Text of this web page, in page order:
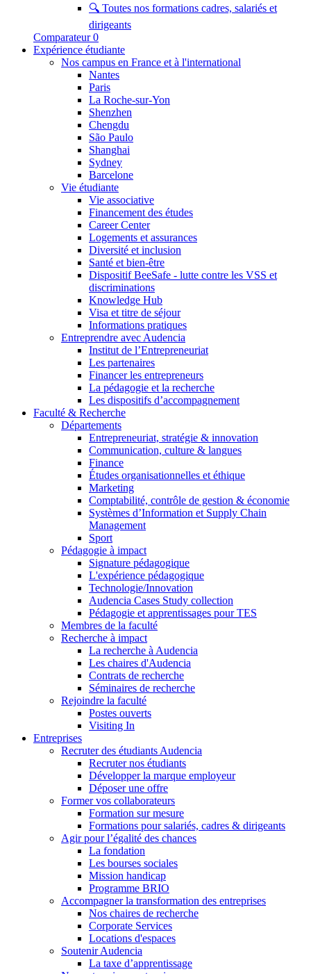
🔍 Toutes nos formations cadres, salariés et
dirigeants
Comparateur 0
Expérience étudiante
Nos campus en France et à l'international
Nantes
Paris
La Roche-sur-Yon
Shenzhen
Chengdu
São Paulo
Shanghai
Sydney
Barcelone
Vie étudiante
Vie associative
Financement des études
Career Center
Logements et assurances
Diversité et inclusion
Santé et bien-être
Dispositif BeeSafe - lutte contre les VSS et
discriminations
Knowledge Hub
Visa et titre de séjour
Informations pratiques
Entreprendre avec Audencia
Institut de l’Entrepreneuriat
Les partenaires
Financer les entrepreneurs
La pédagogie et la recherche
Les dispositifs d’accompagnement
Faculté & Recherche
Départements
Entrepreneuriat, stratégie & innovation
Communication, culture & langues
Finance
Études organisationnelles et éthique
Marketing
Comptabilité, contrôle de gestion & économie
Systèmes d’Information et Supply Chain
Management
Sport
Pédagogie à impact
Signature pédagogique
L'expérience pédagogique
Technologie/Innovation
Audencia Cases Study collection
Pédagogie et apprentissages pour TES
Membres de la faculté
Recherche à impact
La recherche à Audencia
Les chaires d'Audencia
Contrats de recherche
Séminaires de recherche
Rejoindre la faculté
Postes ouverts
Visiting In
Entreprises
Recruter des étudiants Audencia
Recruter nos étudiants
Développer la marque employeur
Déposer une offre
Former vos collaborateurs
Formation sur mesure
Formations pour salariés, cadres & dirigeants
Agir pour l’égalité des chances
La fondation
Les bourses sociales
Mission handicap
Programme BRIO
Accompagner la transformation des entreprises
Nos chaires de recherche
Corporate Services
Locations d'espaces
Soutenir Audencia
La taxe d’apprentissage